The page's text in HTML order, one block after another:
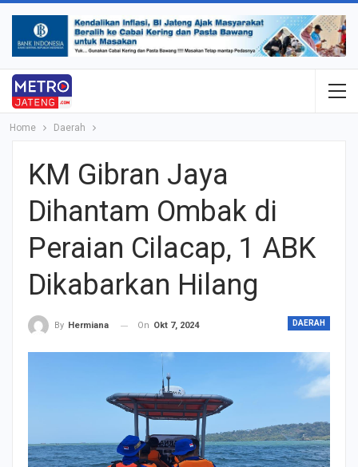
Home Daerah
KM Gibran Jaya
Dihantam Ombak di
Peraian Cilacap, 1 ABK
Dikabarkan Hilang
DAERAH
By Hermiana On Okt 7, 2024